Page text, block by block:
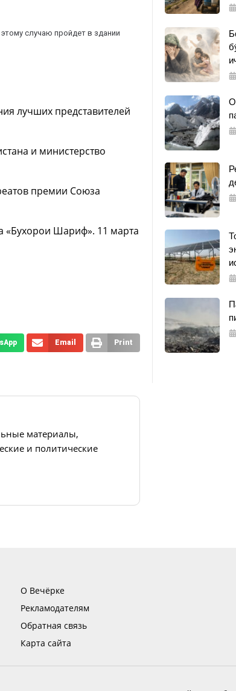
случаю пройдет в здании
лучших представителей
и министерство
премии Союза
«Бухорои Шариф». 11 марта
Email Print
материалы,
и политические
О Вечёрке
Рекламодателям
Обратная связь
Карта сайта